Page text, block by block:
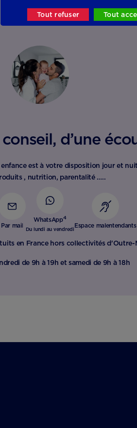
d’une
est à votre disposition jour et
, nutrition, parentalité …..
Par mail
WhatsApp4
Du lundi au vendrediEspace malentendants
en France hors collectivités d'Outre-
de 9h à 19h et samedi de 9h à 18h
Tout refuser Tout